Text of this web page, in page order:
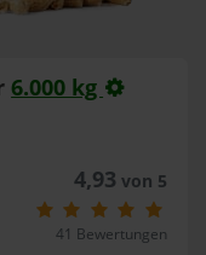
6.000 kg
4,93 von 5
41 Bewertungen